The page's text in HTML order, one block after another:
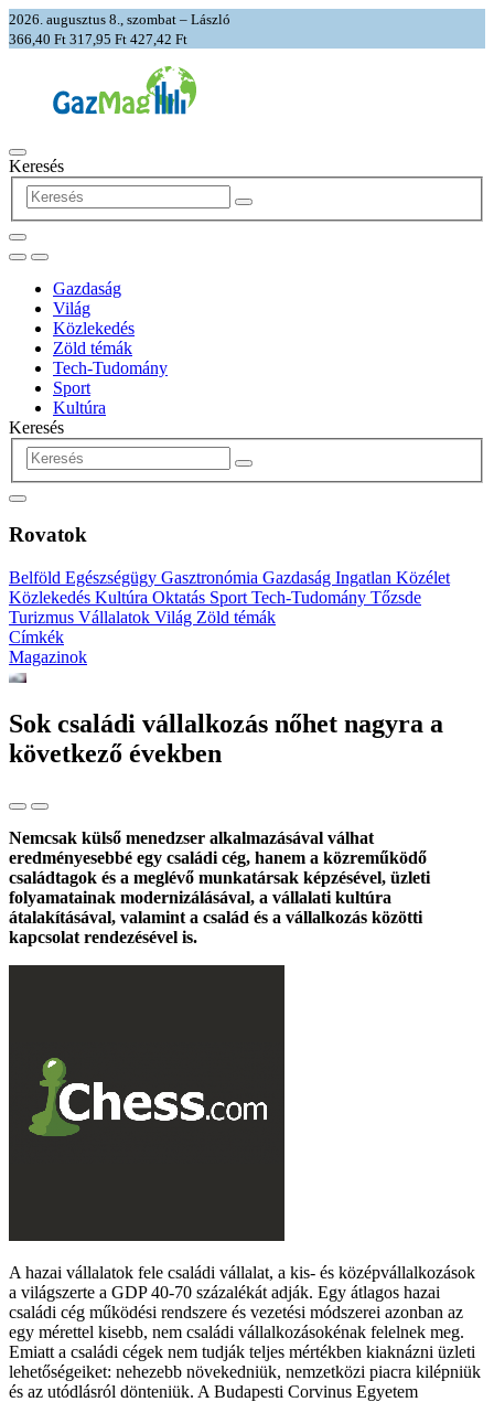
2026. augusztus 8., szombat – László
366,40 Ft 317,95 Ft 427,42 Ft
Keresés
Gazdaság
Világ
Közlekedés
Zöld témák
Tech-Tudomány
Sport
Kultúra
Keresés
Rovatok
Belföld Egészségügy Gasztronómia Gazdaság Ingatlan Közélet
Közlekedés Kultúra Oktatás Sport Tech-Tudomány Tőzsde
Turizmus Vállalatok Világ Zöld témák
Címkék
Magazinok
Sok családi vállalkozás nőhet nagyra a
következő években
Nemcsak külső menedzser alkalmazásával válhat
eredményesebbé egy családi cég, hanem a közreműködő
családtagok és a meglévő munkatársak képzésével, üzleti
folyamatainak modernizálásával, a vállalati kultúra
átalakításával, valamint a család és a vállalkozás közötti
kapcsolat rendezésével is.
A hazai vállalatok fele családi vállalat, a kis- és középvállalkozások
a világszerte a GDP 40-70 százalékát adják. Egy átlagos hazai
családi cég működési rendszere és vezetési módszerei azonban az
egy mérettel kisebb, nem családi vállalkozásokénak felelnek meg.
Emiatt a családi cégek nem tudják teljes mértékben kiaknázni üzleti
lehetőségeiket: nehezebb növekedniük, nemzetközi piacra kilépniük
és az utódlásról dönteniük. A Budapesti Corvinus Egyetem